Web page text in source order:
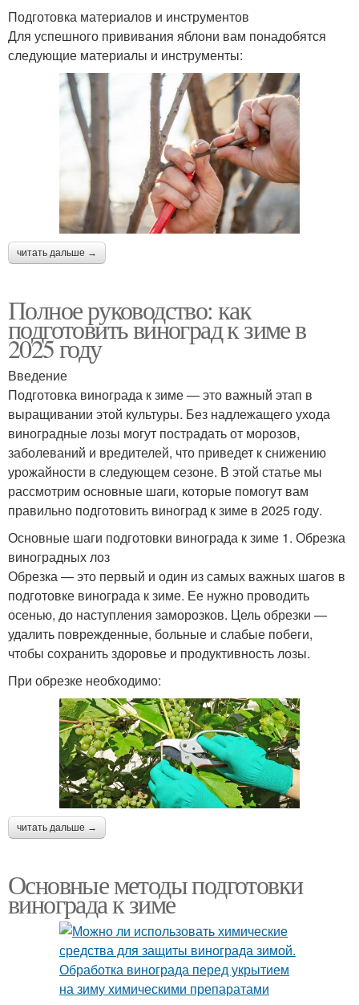
Подготовка материалов и инструментов
Для успешного прививания яблони вам понадобятся
следующие материалы и инструменты:
читать дальше →
Полное руководство: как
подготовить виноград к зиме в
2025 году
Введение
Подготовка винограда к зиме — это важный этап в
выращивании этой культуры. Без надлежащего ухода
виноградные лозы могут пострадать от морозов,
заболеваний и вредителей, что приведет к снижению
урожайности в следующем сезоне. В этой статье мы
рассмотрим основные шаги, которые помогут вам
правильно подготовить виноград к зиме в 2025 году.
Основные шаги подготовки винограда к зиме 1. Обрезка
виноградных лоз
Обрезка — это первый и один из самых важных шагов в
подготовке винограда к зиме. Ее нужно проводить
осенью, до наступления заморозков. Цель обрезки —
удалить поврежденные, больные и слабые побеги,
чтобы сохранить здоровье и продуктивность лозы.
При обрезке необходимо:
читать дальше →
Основные методы подготовки
винограда к зиме